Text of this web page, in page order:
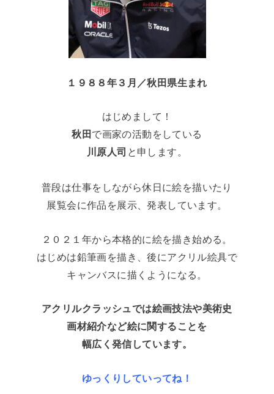
１９８８年３月／秋田県生まれ
はじめまして！
秋田 で画家の活動をしている
川原人司 と申します。
普段は仕事をしながら休日に絵を描いたり
展覧会に作品を展示、発表しています。
２０２１年から本格的に絵を描き始める。
はじめは鉛筆画を描き、後にアクリル絵具で
キャンバスに描くようになる。
アクリルクラッシュでは絵画技法や美術史
画材紹介など絵に関することを
幅広く 発信しています。
ゆっくりしていってね！